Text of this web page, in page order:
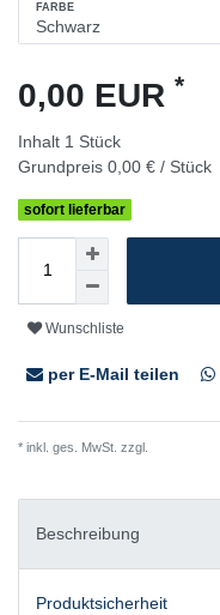
FARBE
0,00 EUR *
Inhalt 1 Stück
Grundpreis 0,00 € / Stück
sofort lieferbar
Wunschliste
per E-Mail teilen
* inkl. ges. MwSt. zzgl.
Beschreibung
Produktsicherheit